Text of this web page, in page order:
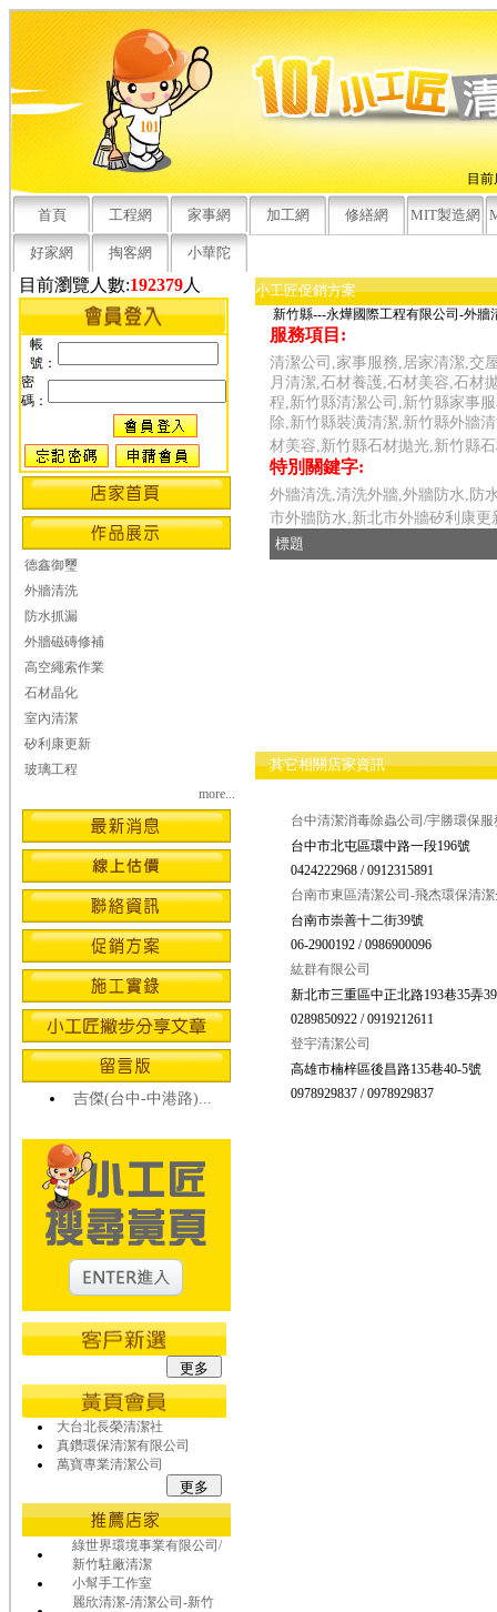
目前
首頁 工程網 家事網 加工網 修繕網 MIT製造網
好家網 掏客網 小華陀
目前瀏覽人數:192379人
帳
號：
密
碼：
德鑫御璽
外牆清洗
防水抓漏
外牆磁磚修補
高空繩索作業
石材晶化
室內清潔
矽利康更新
玻璃工程
more...
吉傑(台中-中港路)...
大台北長榮清潔社
真鑽環保清潔有限公司
萬寶專業清潔公司
綠世界環境事業有限公司/
新竹駐廠清潔
小幫手工作室
麗欣清潔-清潔公司-新竹
小工匠促銷方案
新竹縣---永燁國際工程有限公司-外牆
服務項目:
清潔公司,家事服務,居家清潔,交
月清潔,石材養護,石材美容,石材
程,新竹縣清潔公司,新竹縣家事
除,新竹縣裝潢清潔,新竹縣外牆
材美容,新竹縣石材拋光,新竹縣
特別關鍵字:
外牆清洗,清洗外牆,外牆防水,防
市外牆防水,新北市外牆矽利康
標題
其它相關店家資訊
台中清潔消毒除蟲公司/宇勝環保服
台中市北屯區環中路一段196號
0424222968 / 0912315891
台南市東區清潔公司-飛杰環保清
台南市崇善十二街39號
06-2900192 / 0986900096
紘群有限公司
新北市三重區中正北路193巷35弄
0289850922 / 0919212611
登宇清潔公司
高雄市楠梓區後昌路135巷40-5號
0978929837 / 0978929837